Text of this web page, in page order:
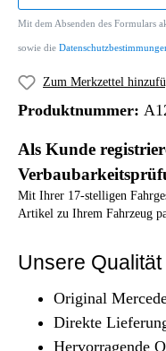
Mit dem Absenden des Formulars
sowie die
Zum Merkzettel
Produktnummer:
Als Kunde
Mit Ihrer 17-stelligen
Artikel zu Ihrem Fahrzeug
Unsere
Original
Direkte
Hervorragende